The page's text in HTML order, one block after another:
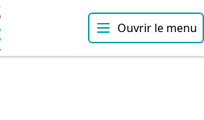
Ouvrir le menu